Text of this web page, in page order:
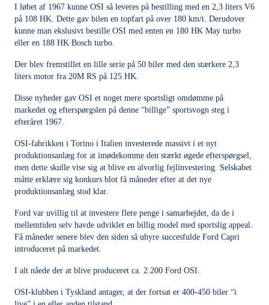
I løbet af 1967 kunne OSI så leveres på bestilling med en 2,3 liters V6
på 108 HK. Dette gav bilen en topfart på over 180 km/t. Derudover
kunne man ekslusivt bestille OSI med enten en 180 HK May turbo
eller en 188 HK Bosch turbo.
Der blev fremstillet en lille serie på 50 biler med den stærkere 2,3
liters motor fra 20M RS på 125 HK.
Disse nyheder gav OSI et noget mere sportsligt omdømme på
markedet og efterspørgslen på denne “billige” sportsvogn steg i
efteråret 1967.
OSI-fabrikken i Torino i Italien investerede massivt i et nyt
produktionsanlæg for at imødekomme den stærkt øgede efterspørgsel,
men dette skulle vise sig at blive en alvorlig fejlinvestering. Selskabet
måtte erklære sig konkurs blot få måneder efter at det nye
produktionsanlæg stod klar.
Ford var uvillig til at investere flere penge i samarbejdet, da de i
mellemtiden selv havde udviklet en billig model med sportslig appeal.
Få måneder senere blev den siden så uhyre succesfulde Ford Capri
introduceret på markedet.
I alt nåede der at blive produceret ca. 2.200 Ford OSI.
OSI-klubben i Tyskland antager, at der fortsat er 400-450 biler “i